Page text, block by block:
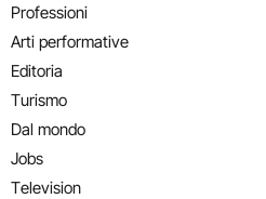
Professioni
Arti performative
Editoria
Turismo
Dal mondo
Jobs
Television